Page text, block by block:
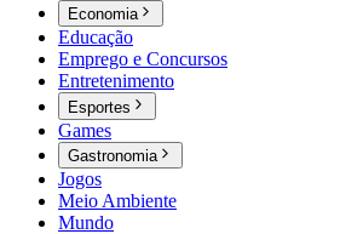
Economia
Educação
Emprego e Concursos
Entretenimento
Esportes
Games
Gastronomia
Jogos
Meio Ambiente
Mundo